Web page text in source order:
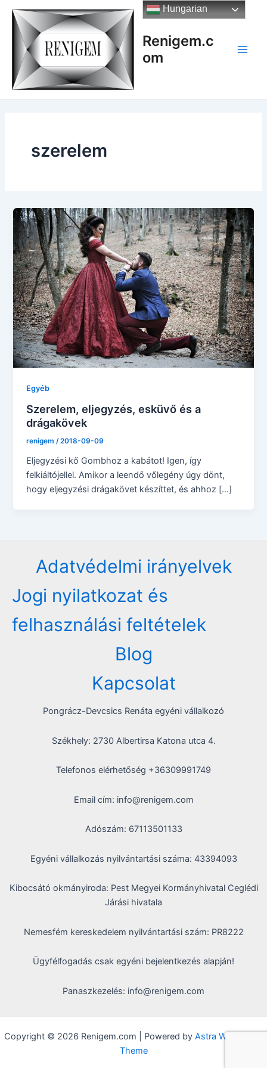
Skip
content
Renigem.c
om
szerelem
Egyéb
Szerelem, eljegyzés, esküvő és a
drágakövek
renigem/2018-09-09
Eljegyzési kő Gombhoz a kabátot! Igen, így
felkiáltójellel. Amikor a leendő vőlegény úgy dönt,
hogy eljegyzési drágakövet készíttet, és ahhoz […]
Adatvédelmi irányelvek
Jogi nyilatkozat és
felhasználási feltételek
Blog
Kapcsolat
Pongrácz-Devcsics Renáta egyéni vállalkozó
Székhely: 2730 Albertirsa Katona utca 4.
Telefonos elérhetőség +36309991749
Email cím: info@renigem.com
Adószám: 67113501133
Egyéni vállalkozás nyilvántartási száma: 43394093
Kibocsátó okmányiroda: Pest Megyei Kormányhivatal Ceglédi
Járási hivatala
Nemesfém kereskedelem nyilvántartási szám: PR8222
Ügyfélfogadás csak egyéni bejelentkezés alapján!
Panaszkezelés: info@renigem.com
Copyright © 2026 Renigem.com | Powered by Astra WordPress
Theme
Hungarian